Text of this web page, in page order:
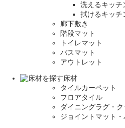
洗えるキッチ
拭けるキッチ
廊下敷き
階段マット
トイレマット
バスマット
アウトレット
床材
タイルカーペット
フロアタイル
ダイニングラグ・
ジョイントマット・